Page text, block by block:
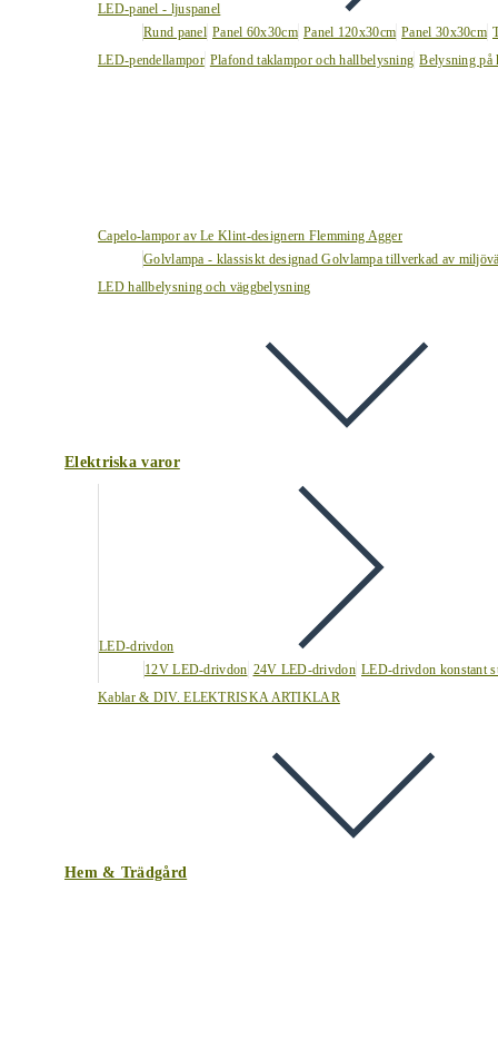
LED-panel - ljuspanel
Rund panel Panel 60x30cm Panel 120x30cm Panel 30x30cm
LED-pendellampor Plafond taklampor och hallbelysning Belysning på
Capelo-lampor av Le Klint-designern Flemming Agger
Golvlampa - klassiskt designad Golvlampa tillverkad av
LED hallbelysning och väggbelysning
Elektriska varor
LED-drivdon
12V LED-drivdon 24V LED-drivdon LED-drivdon konstant
Kablar & DIV. ELEKTRISKA ARTIKLAR
Hem & Trädgård